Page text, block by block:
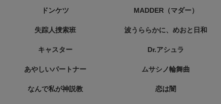
ドンケツ MADDER（マダー）
失踪人捜索班 波うららかに、めおと日和
キャスター Dr.アシュラ
あやしいパートナー ムサシノ輪舞曲
なんで私が神説教 恋は闇